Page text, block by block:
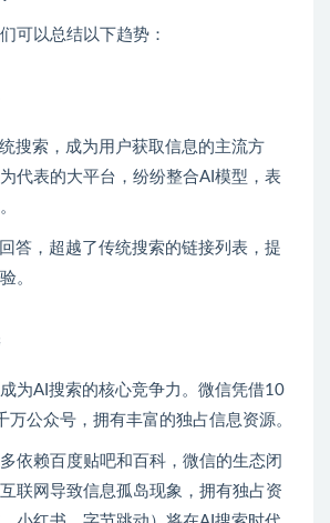
可以总结以下趋势：
搜索，成为用户获取信息的主流方
代表的大平台，纷纷整合AI模型，表
答，超越了传统搜索的链接列表，提
。
为AI搜索的核心竞争力。微信凭借10
万公众号，拥有丰富的独占信息资源。
依赖百度贴吧和百科，微信的生态闭
联网导致信息孤岛现象，拥有独占资